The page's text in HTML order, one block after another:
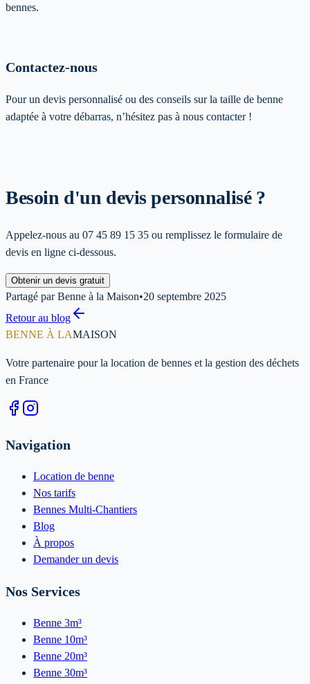
bennes.
Contactez-nous
Pour un devis personnalisé ou des conseils sur la taille de benne
adaptée à votre débarras, n’hésitez pas à nous contacter !
Besoin d'un devis personnalisé ?
Appelez-nous au 07 45 89 15 35 ou remplissez le formulaire de
devis en ligne ci-dessous.
Obtenir un devis gratuit
Partagé par Benne à la Maison•20 septembre 2025
Retour au blog
BENNE À LAMAISON
Votre partenaire pour la location de bennes et la gestion des déchets
en France
Navigation
Location de benne
Nos tarifs
Bennes Multi-Chantiers
Blog
À propos
Demander un devis
Nos Services
Benne 3m³
Benne 10m³
Benne 20m³
Benne 30m³